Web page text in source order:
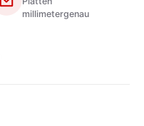
millimetergenau